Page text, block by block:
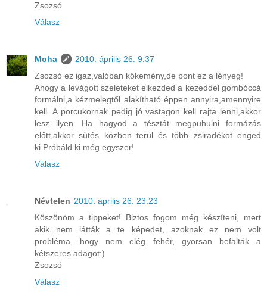
Zsozsó
Válasz
Moha
2010. április 26. 9:37
Zsozsó ez igaz,valóban kőkemény,de pont ez a lényeg!
Ahogy a levágott szeleteket elkezded a kezeddel gombóccá
formálni,a kézmelegtől alakítható éppen annyira,amennyire
kell. A porcukornak pedig jó vastagon kell rajta lenni,akkor
lesz ilyen. Ha hagyod a tésztát megpuhulni formázás
előtt,akkor sütés közben terül és több zsiradékot enged
ki.Próbáld ki még egyszer!
Válasz
Névtelen 2010. április 26. 23:23
Köszönöm a tippeket! Biztos fogom még készíteni, mert
akik nem látták a te képedet, azoknak ez nem volt
probléma, hogy nem elég fehér, gyorsan befalták a
kétszeres adagot:)
Zsozsó
Válasz